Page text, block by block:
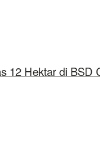
12 Hektar di BSD